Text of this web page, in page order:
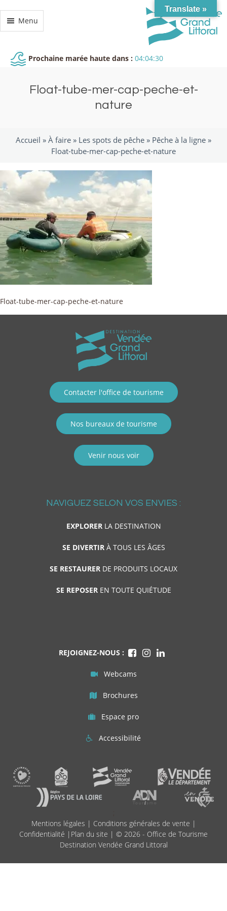
Menu
Prochaine marée haute dans : 04:04:30
Float-tube-mer-cap-peche-et-
nature
Accueil » À faire » Les spots de pêche » Pêche à la ligne »
Float-tube-mer-cap-peche-et-nature
Float-tube-mer-cap-peche-et-nature
Contacter l'office de tourisme
Nos bureaux de tourisme
Venir nous voir
NAVIGUEZ SELON VOS ENVIES :
EXPLORERLA DESTINATION
SE DIVERTIRÀ TOUS LES ÂGES
SE RESTAURER DE PRODUITS LOCAUX
SE REPOSEREN TOUTE QUIÉTUDE
REJOIGNEZ-NOUS :
Webcams
Brochures
Espace pro
Accessibilité
Mentions légales | Conditions générales de vente |
Confidentialité | Plan du site | © 2026 - Office de Tourisme
Destination Vendée Grand Littoral
Translate »